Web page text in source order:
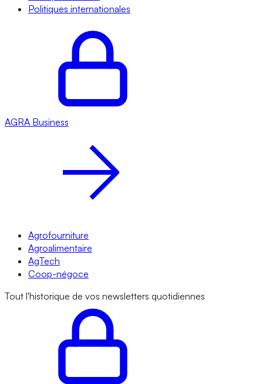
Politiques internationales
AGRA Business
Agrofourniture
Agroalimentaire
AgTech
Coop-négoce
Tout l'historique de vos newsletters quotidiennes